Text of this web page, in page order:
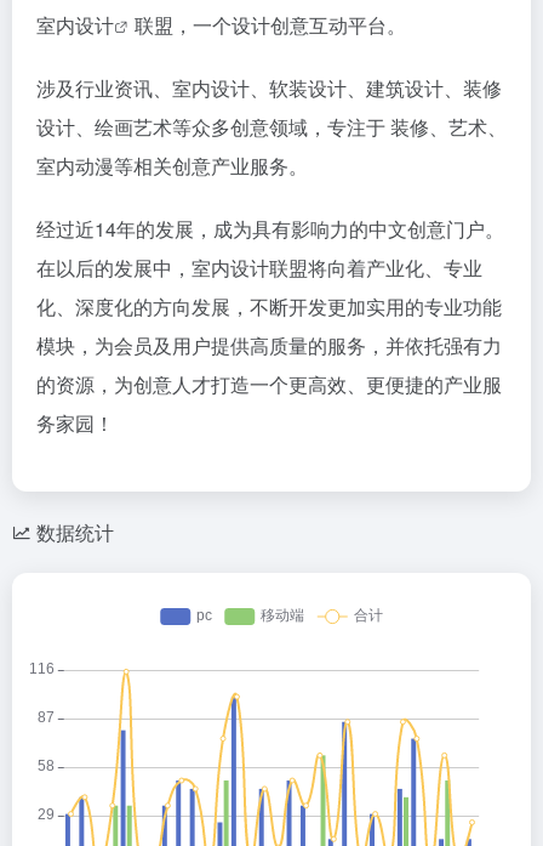
室内设计 联盟，一个设计创意互动平台。
涉及行业资讯、室内设计、软装设计、建筑设计、装修
设计、绘画艺术等众多创意领域，专注于 装修、艺术、
室内动漫等相关创意产业服务。
经过近14年的发展，成为具有影响力的中文创意门户。
在以后的发展中，室内设计联盟将向着产业化、专业
化、深度化的方向发展，不断开发更加实用的专业功能
模块，为会员及用户提供高质量的服务，并依托强有力
的资源，为创意人才打造一个更高效、更便捷的产业服
务家园！
数据统计